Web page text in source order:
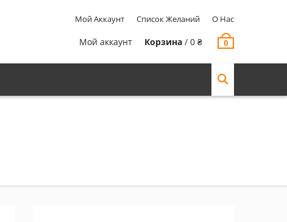
Мой Аккаунт Список Желаний О Нас
Мой аккаунт Корзина / 0 ₴ 0